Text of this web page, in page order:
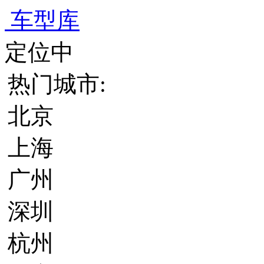
车型库
定位中
热门城市:
北京
上海
广州
深圳
杭州